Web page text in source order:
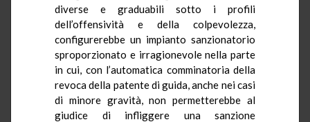
diverse e graduabili sotto i profili
dell’offensività e della colpevolezza,
configurerebbe un impianto sanzionatorio
sproporzionato e irragionevole nella parte
in cui, con l’automatica comminatoria della
revoca della patente di guida, anche nei casi
di minore gravità, non permetterebbe al
giudice di infliggere una sanzione